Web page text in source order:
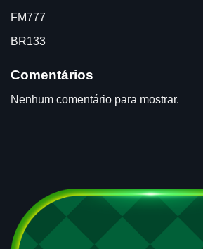
FM777
BR133
Comentários
Nenhum comentário para mostrar.